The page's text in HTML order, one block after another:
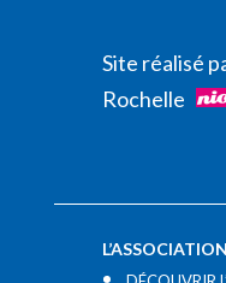
Site réalisé
Rochelle
L’ASSOCIATION